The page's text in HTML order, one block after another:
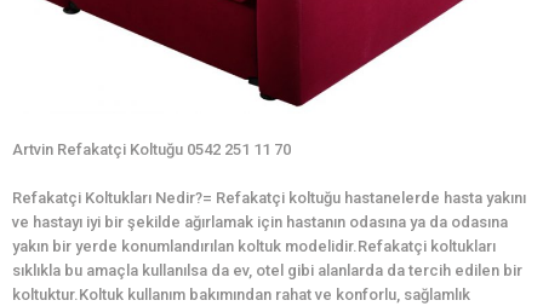
Artvin Refakatçi Koltuğu 0542 251 11 70
Refakatçi Koltukları Nedir?= Refakatçi koltuğu hastanelerde hasta yakını
ve hastayı iyi bir şekilde ağırlamak için hastanın odasına ya da odasına
yakın bir yerde konumlandırılan koltuk modelidir.Refakatçi koltukları
sıklıkla bu amaçla kullanılsa da ev, otel gibi alanlarda da tercih edilen bir
koltuktur.Koltuk kullanım bakımından rahat ve konforlu, sağlamlık